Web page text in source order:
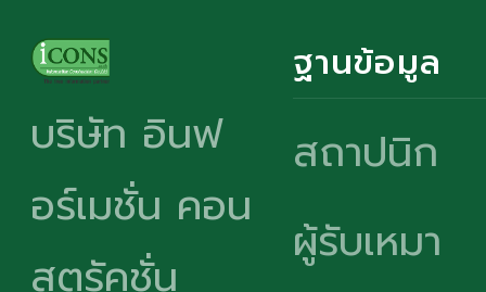
บริษัท อินฟ
อร์เมชั่น คอน
สตรัคชั่น
ฐานข้อมูล
สถาปนิก
ผู้รับเหมา